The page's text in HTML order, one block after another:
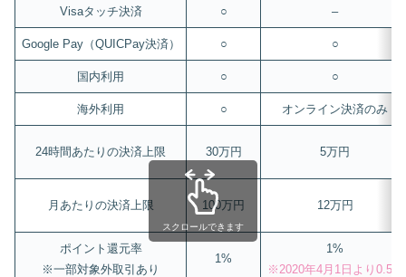
Visaタッチ決済 ○ –
Google Pay（QUICPay決済） ○ ○
国内利用 ○ ○
海外利用 ○ オンライン決済のみ
24時間あたりの決済上限 30万円 5万円
月あたりの決済上限 100万円 12万円
ポイント還元率
※一部対象外取引あり
1%
1%
※2020年4月1日より0.5%
スクロールできます